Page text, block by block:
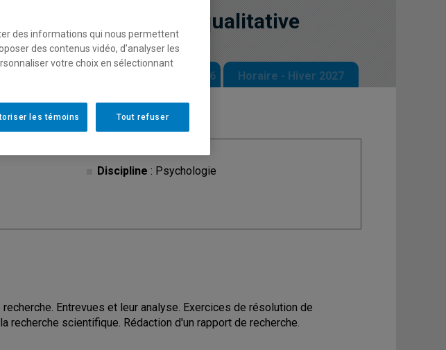
Atelier de recherche qualitative
Horaire - Automne 2026 Horaire - Hiver 2027
Discipline : Psychologie
Entrevues et leur analyse. Exercices de résolution de
recherche scientifique. Rédaction d'un rapport de recherche.
des informations qui nous permettent
des contenus vidéo, d’analyser les
votre choix en sélectionnant
Tout refuser
les témoins